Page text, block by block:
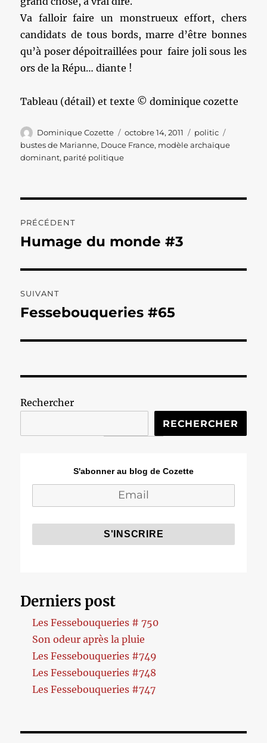
Va falloir faire un monstrueux effort, chers
candidats de tous bords, marre d’être bonnes
qu’à poser dépoitraillées pour faire joli sous les
ors de la Répu… diante !
Tableau (détail) et texte © dominique cozette
Auteur
Dominique Cozette
Publié
le
octobre 14, 2011 Catégories
politic
bustes de Marianne, Douce France, modèle archaïque
dominant, parité politique
de
PRÉCÉDENT
Publication
Humage du monde #3
SUIVANT
Publication
Fessebouqueries #65
Rechercher
RECHERCHER
S'abonner au blog de Cozette
Derniers post
Les Fessebouqueries # 750
Son odeur après la pluie
Les Fessebouqueries #749
Les Fessebouqueries #748
Les Fessebouqueries #747